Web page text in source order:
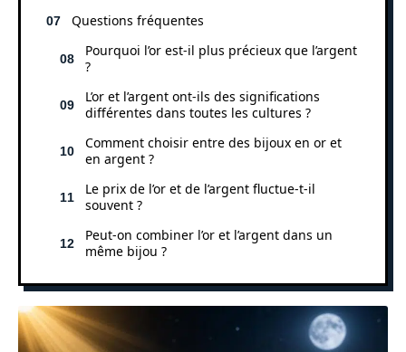
Questions fréquentes
Pourquoi l’or est-il plus précieux que l’argent
?
L’or et l’argent ont-ils des significations
différentes dans toutes les cultures ?
Comment choisir entre des bijoux en or et
en argent ?
Le prix de l’or et de l’argent fluctue-t-il
souvent ?
Peut-on combiner l’or et l’argent dans un
même bijou ?